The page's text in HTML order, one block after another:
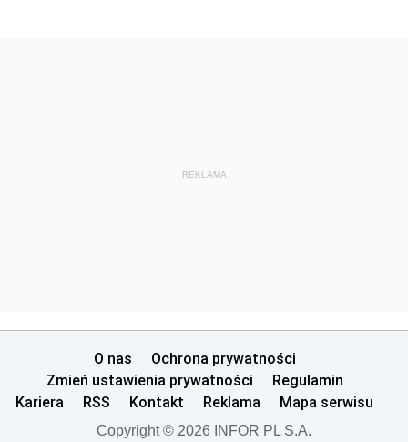
REKLAMA
O nas
Ochrona prywatności
Zmień ustawienia prywatności
Regulamin
Kariera
RSS Kontakt Reklama Mapa serwisu
Copyright © 2026 INFOR PL S.A.